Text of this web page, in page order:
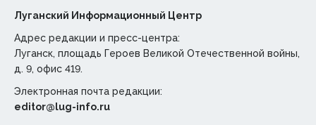
Луганский Информационный Центр
Адрес редакции и пресс-центра:
Луганск, площадь Героев Великой Отечественной войны,
д. 9, офис 419.
Электронная почта редакции:
editor@lug-info.ru